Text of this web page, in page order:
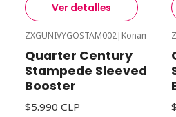
Ver detalles
ZXGUNIVYGOSTAM002| Konami
Quarter Century
Stampede Sleeved
Booster
$5.990 CLP